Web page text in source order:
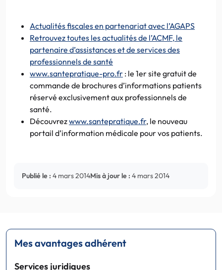
Actualités fiscales en partenariat avec l’AGAPS
Retrouvez toutes les actualités de l’ACMF, le
partenaire d’assistances et de services des
professionnels de santé
www.santepratique-pro.fr : le 1er site gratuit de
commande de brochures d’informations patients
réservé exclusivement aux professionnels de
santé.
Découvrezwww.santepratique.fr, le nouveau
portail d’information médicale pour vos patients.
Publié le : 4 mars 2014Mis à jour le : 4 mars 2014
Mes avantages adhérent
Services juridiques